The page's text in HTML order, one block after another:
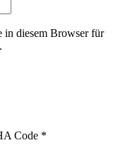
in diesem Browser für
Code *